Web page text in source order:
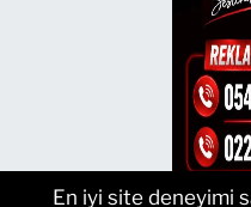
En iyi site deneyimi